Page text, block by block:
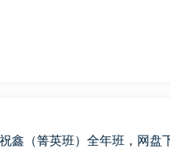
鑫（箐英班）全年班，网盘